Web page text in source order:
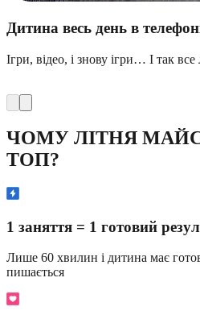
Дитина весь день в
Ігри, відео, і знову ігри… І так все
ЧОМУ ЛІТНЯ
ТОП?
1 заняття = 1 готовий
Лише 60 хвилин і дитина має
пишається